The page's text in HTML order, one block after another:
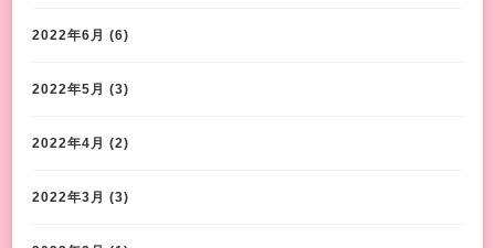
2022年6月 (6)
2022年5月 (3)
2022年4月 (2)
2022年3月 (3)